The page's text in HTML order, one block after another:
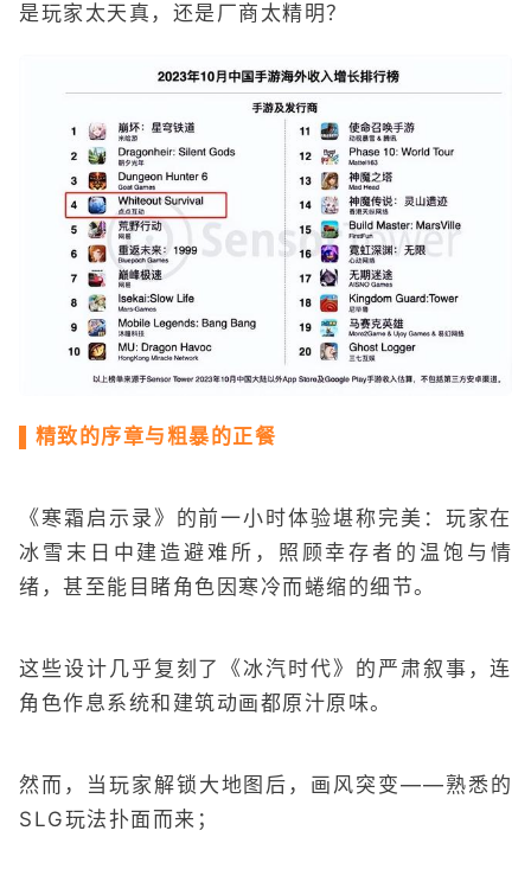
是玩家太天真，还是厂商太精明？
▌精致的序章与粗暴的正餐
《寒霜启示录》的前一小时体验堪称完美：玩家在
冰雪末日中建造避难所，照顾幸存者的温饱与情
绪，甚至能目睹角色因寒冷而蜷缩的细节。
这些设计几乎复刻了《冰汽时代》的严肃叙事，连
角色作息系统和建筑动画都原汁原味。
然而，当玩家解锁大地图后，画风突变——熟悉的
SLG玩法扑面而来；